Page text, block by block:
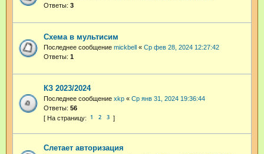
Ответы: 3
Схема в мультисим
Последнее сообщение mickbell « Ср фев 28, 2024 12:27:42
Ответы: 1
КЗ 2023/2024
Последнее сообщение xkp « Ср янв 31, 2024 19:36:44
Ответы: 56
1 2 3
Слетает авторизация